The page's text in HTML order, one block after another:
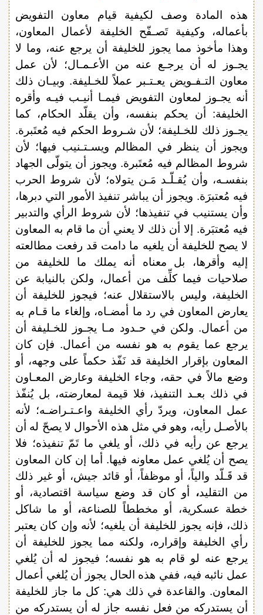
هذه المادة وصف لكيفية قيام معاون التفويض
بأعماله، وكيفية تَصـفّح الخليفة لأعمال المعاون،
وهذا مأخوذ مما يجوز للخليفة أن يرجع عنه، وما لا
يجـوز له أن يرجـع عنه من الأعـمـال؛ لأن عمل
معاون التـفـويض يعـتـبر عملاً للخـليفة. وبيـان ذلك
أنه يجـوز لمعاون التفويض فيمـا أنيـب فيـه وأقره
الخليفة: أن يحكم بنفسه، وأن يقلّد الحكام، كما
يجـوز ذلك للخـليفة؛ لأن شـروط الحكم فيه مُعتَبرة.
ويجوز أن ينظر في المظالم ويسـتـنيب فيها؛ لأن
شروط المظالم فيه مُعتَبرة. ويجوز أن يتولّى الجهاد
بنفسـه، وأن يُقـلّـد مَـن يتولاه؛ لأن شروط الحرب
فيه مُعتبرَة. ويجوز أن يباشر تنفيذ الأمور التي دبرها،
وأن يستنيب في تنفيذها؛ لأن شروط الرأي والتدبير
فيه مُعتبَرة. إلا أن ذلك لا يعني أن ما قام به المعاون
لا يصح للخليفة أن يلغيه ما دامت قد رفعت مطالعته
إليه وأقرها، بل معناه أنه يملك ما للخليفة من
صلاحيات فيما كلِّف من أعمال، ولكن بالنيابة عن
الخليفة، وليس بالاستقلال عنه؛ فيجوز للخليفة أن
يعارض المعاون في رد ما أمضـاه، وإلغاء ما قـام به
من أعمال. ولكن في حـدود مـا يجـوز للخـليفة أن
يرجع عما يقوم به هو نفسه من أعمال. فإن كان
المعاون بإقرار الخليفة قد نَفّذ حكماً على وجهه، أو
وضع مالاً في حقه، وجاء الخليفة وعارض المعـاون
في ذلك بعـد التنفيذ، فلا قيمة لمعارضته، بل يُنفّذ
عمل المعاون، ويردّ رأي الخليفة واعـتـراضـه؛ لأنه
بالأصـل رأيه، وهو في مثل هذه الأحوال لا يصحّ له أن
يرجع عن رأيه في ذلك، أو يلغي ما تَمّ تنفيذه؛ فلا
يصح أن يُلغي عمل معاونه فيها. أما إن كان المعاون
قد قَـلّد والياً، أو موظفاً، أو قائد جيش، أو غير ذلك
من التقليد،
أو كان قد وضع سياسة اقتصادية، أو
خطة عسكرية، أو مخططاً للصناعة،
أو ما شاكل
ذلك، فإنه يجوز للخليفة أن يلغيه؛ لأنه وإن كان يعتبر
رأي الخليفة وإقراره، ولكنه مما يجوز للخليفة أن
يرجع عنه لو قام به هو نفسه؛ فيجوز له أن يُلغي
عمل نائبه فيه، ففي هذه الحال يجوز أن يُلغي أعمال
المعاون. والقاعدة في ذلك هي: كل ما جاز للخليفة
أن يستدركه من فعل نفسه جاز له أن يستدركه من